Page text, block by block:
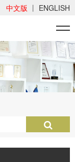
中文版 丨 ENGLISH